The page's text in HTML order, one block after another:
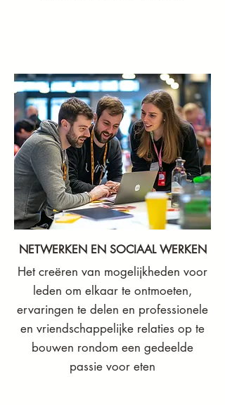
NETWERKEN EN SOCIAAL WERKEN
Het creëren van mogelijkheden voor
leden om elkaar te ontmoeten,
ervaringen te delen en professionele
en vriendschappelijke relaties op te
bouwen rondom een gedeelde
passie voor eten